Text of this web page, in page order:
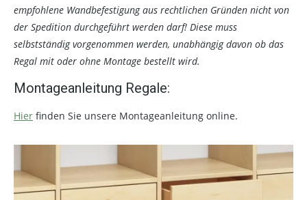
empfohlene Wandbefestigung aus rechtlichen Gründen nicht von
der Spedition durchgeführt werden darf! Diese muss
selbstständig vorgenommen werden, unabhängig davon ob das
Regal mit oder ohne Montage bestellt wird.
Montageanleitung Regale:
Hier finden Sie unsere Montageanleitung online.